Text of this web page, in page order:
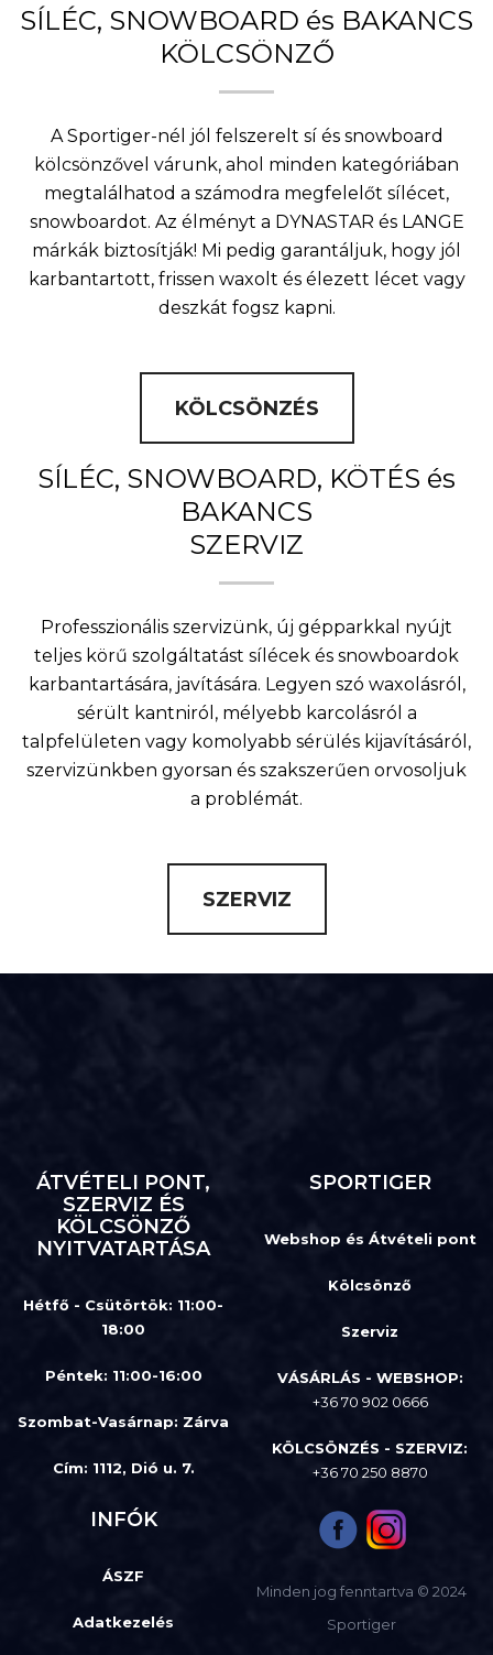
SÍLÉC, SNOWBOARD és BAKANCS
KÖLCSÖNZŐ
A Sportiger-nél jól felszerelt sí és snowboard
kölcsönzővel várunk, ahol minden kategóriában
megtalálhatod a számodra megfelelőt sílécet,
snowboardot. Az élményt a DYNASTAR és LANGE
márkák biztosítják! Mi pedig garantáljuk, hogy jól
karbantartott, frissen waxolt és élezett lécet vagy
deszkát fogsz kapni.
KÖLCSÖNZÉS
SÍLÉC, SNOWBOARD, KÖTÉS és
BAKANCS
SZERVIZ
Professzionális szervizünk, új gépparkkal nyújt
teljes körű szolgáltatást sílécek és snowboardok
karbantartására, javítására. Legyen szó waxolásról,
sérült kantniról, mélyebb karcolásról a
talpfelületen vagy komolyabb sérülés kijavításáról,
szervizünkben gyorsan és szakszerűen orvosoljuk
a problémát.
SZERVIZ
ÁTVÉTELI PONT,
SZERVIZ ÉS
KÖLCSÖNZŐ
NYITVATARTÁSA
Hétfő - Csütörtök: 11:00-
18:00
Péntek: 11:00-16:00
Szombat-Vasárnap: Zárva
Cím: 1112, Dió u. 7.
SPORTIGER
Webshop és Átvételi pont
Kölcsönző
Szerviz
VÁSÁRLÁS - WEBSHOP:
+36 70 902 0666
KÖLCSÖNZÉS - SZERVIZ:
+36 70 250 8870
INFÓK
ÁSZF
Adatkezelés
Minden jog fenntartva © 2024
Sportiger